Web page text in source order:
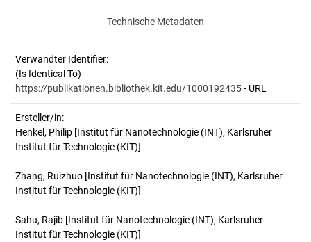
Technische Metadaten
Verwandter Identifier:
(Is Identical To)
https://publikationen.bibliothek.kit.edu/1000192435- URL
Ersteller/in:
Henkel, Philip [Institut für Nanotechnologie (INT), Karlsruher
Institut für Technologie (KIT)]
Zhang, Ruizhuo [Institut für Nanotechnologie (INT), Karlsruher
Institut für Technologie (KIT)]
Sahu, Rajib [Institut für Nanotechnologie (INT), Karlsruher
Institut für Technologie (KIT)]